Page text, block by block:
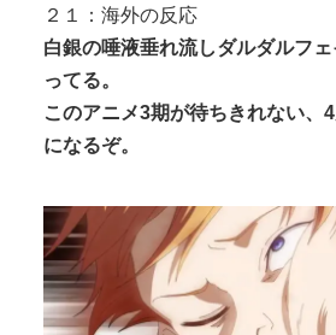
２１：海外の反応
白銀の唾液垂れ流しダルダルフ
ってる。
このアニメ3期が待ちきれない、
になるぞ。